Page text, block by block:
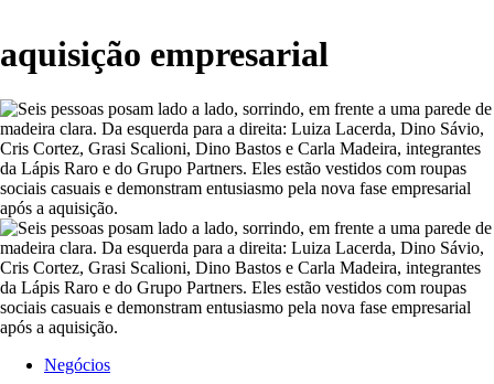
aquisição empresarial
Negócios